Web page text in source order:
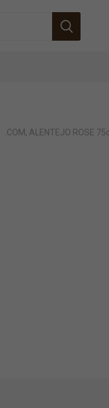
.COM, ALENTEJO ROSE 75cl